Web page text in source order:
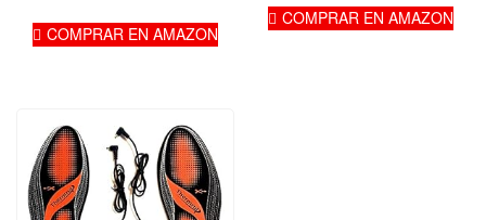
COMPRAR EN AMAZON
originalactual
COMPRAR EN AMAZON